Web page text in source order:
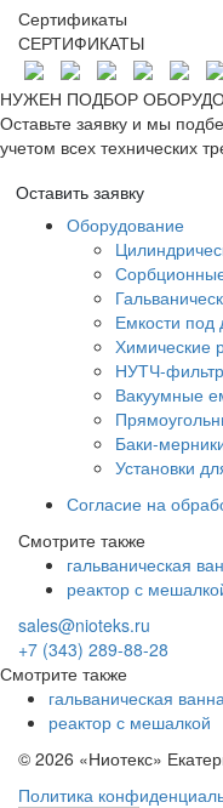
Сертификаты
СЕРТИФИКАТЫ
НУЖЕН ПОДБОР
Оставьте заявку и мы
учетом всех технических
Оставить заявку
Оборудование
Емкости под
Химические
НУТЧ-
Вакуумные
Баки-
Установки
Согласие на
Смотрите также
гальваническая
реактор с
sales@nioteks.ru
+7 (343) 289-88-28
Смотрите также
гальваническая
реактор с мешалкой
© 2026 «Ниотекс»
Политика